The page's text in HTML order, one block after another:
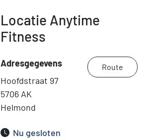
Locatie Anytime
Fitness
Adresgegevens
Hoofdstraat 97
5706 AK
Helmond
Route
Nu gesloten